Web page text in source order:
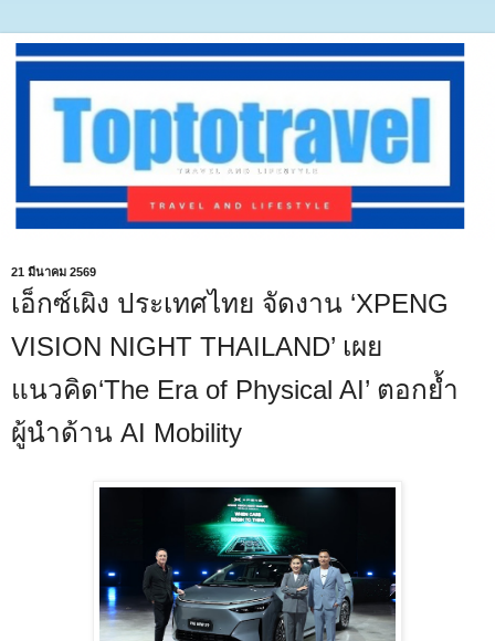
21 มีนาคม 2569
เอ็กซ์เผิง ประเทศไทย จัดงาน ‘XPENG
VISION NIGHT THAILAND’ เผย
แนวคิด‘The Era of Physical AI’ ตอกย้ำ
ผู้นำด้าน AI Mobility